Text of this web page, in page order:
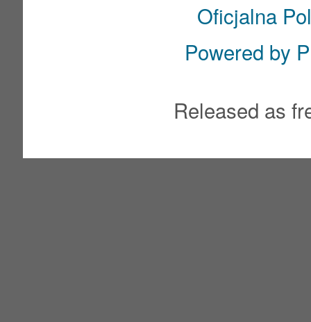
Oficjalna
Powered by
Released as